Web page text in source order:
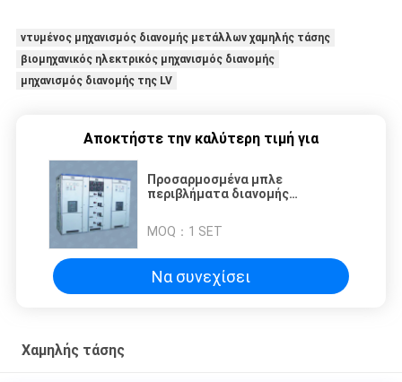
ντυμένος μηχανισμός διανομής μετάλλων χαμηλής τάσης
βιομηχανικός ηλεκτρικός μηχανισμός διανομής
μηχανισμός διανομής της LV
Αποκτήστε την καλύτερη τιμή για
Προσαρμοσμένα μπλε
περιβλήματα διανομής
ενσωμάτωση στο σύστημα
ηλεκτρικής ενέργειας
MOQ： 1 SET
Να συνεχίσει
Χαμηλής τάσης